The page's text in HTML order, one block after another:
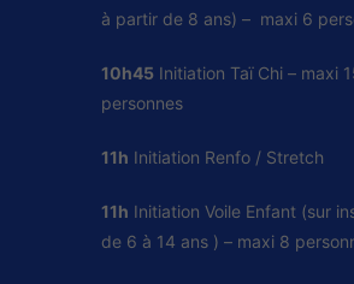
à partir de 8 ans) – maxi 6
10h45 Initiation Taï Chi – maxi
personnes
11h Initiation Renfo / Stretch
11h Initiation Voile Enfant (sur
de 6 à 14 ans ) – maxi 8